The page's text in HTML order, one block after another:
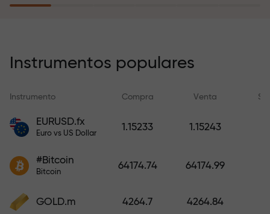
recargar su cuenta.
compensa sus pérdidas y
garantiza triplicar el beneficio
tranquilidad: su capital está
bono mil veces mayor que su
depósito, mayor será el
Instrumentos populares
Instrumento Compra Venta
EURUSD.fx
Euro vs US Dollar
1.15233 1.15243
#Bitcoin
Bitcoin
64174.74 64174.99
GOLD.m 4264.7 4264.84